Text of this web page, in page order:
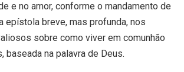
e no amor, conforme o mandamento de
epístola breve, mas profunda, nos
sobre como viver em comunhão
baseada na palavra de Deus.